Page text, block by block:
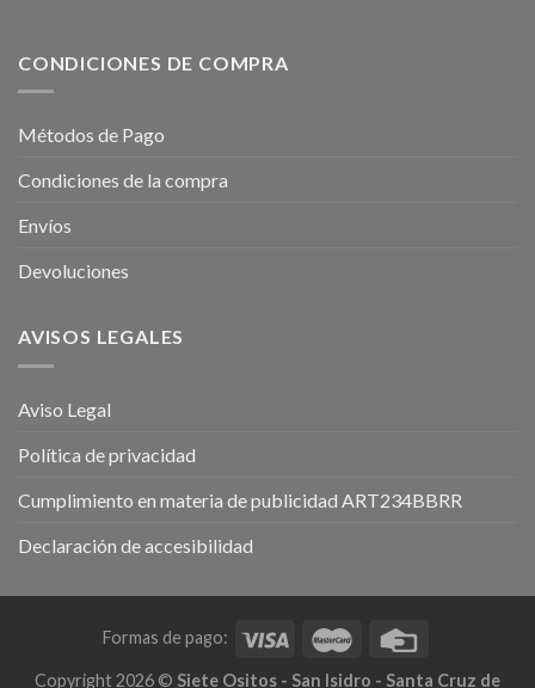
CONDICIONES DE COMPRA
Métodos de Pago
Condiciones de la compra
Envíos
Devoluciones
AVISOS LEGALES
Aviso Legal
Política de privacidad
Cumplimiento en materia de publicidad ART234BBRR
Declaración de accesibilidad
Formas de pago:
Copyright 2026 © Siete Ositos - San Isidro - Santa Cruz de